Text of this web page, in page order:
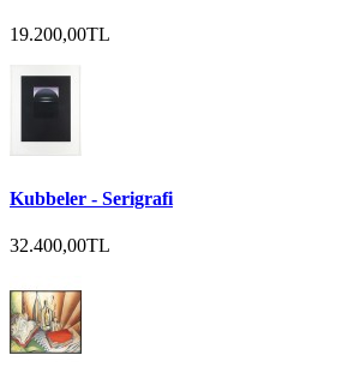
19.200,00TL
Kubbeler - Serigrafi
32.400,00TL